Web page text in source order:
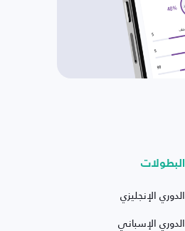
البطولات
الدوري الإنجليزي
الدوري الإسباني